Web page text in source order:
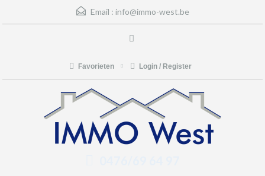
Email : info@immo-west.be
Favorieten Login / Register